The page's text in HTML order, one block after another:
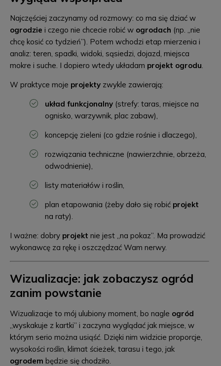
Najczęściej zaczynamy od rozmowy: co ma się dziać w
ogrodzie i czego nie chcecie robić w ogrodach (np. „nie
chcę kosić co tydzień”). Potem wchodzi etap mierzenia i
analiz: teren, spadki, widoki, sąsiedzi, dojazd, miejsca
mokre i suche. I dopiero wtedy układam projekt ogrodu.
W praktyce moje projekty zwykle zawierają:
układ funkcjonalny (strefy: taras, miejsce na
ognisko, warzywnik, plac zabaw),
koncepcję zieleni (co gdzie rośnie i dlaczego),
rozwiązania techniczne (nawierzchnie, obrzeża,
odwodnienie),
listy materiałów i roślin,
plan etapowania (żeby dało się robić projekt
na raty).
I ważne: dobry projekt nie jest „na pokaz”. Ma prowadzić
wykonawcę za rękę i oszczędzać Wam nerwy.
Wizualizacje: jak zobaczysz ogród
zanim powstanie
Wizualizacje to mój ulubiony moment, bo nagle ogród
„wyskakuje z kartki” i zaczyna wyglądać jak miejsce, w
którym serio można usiąść. Dzięki nim widzicie proporcje,
wysokości roślin, klimat ścieżek, tarasu i tego, jak
ogrodem będzie się chodziło.